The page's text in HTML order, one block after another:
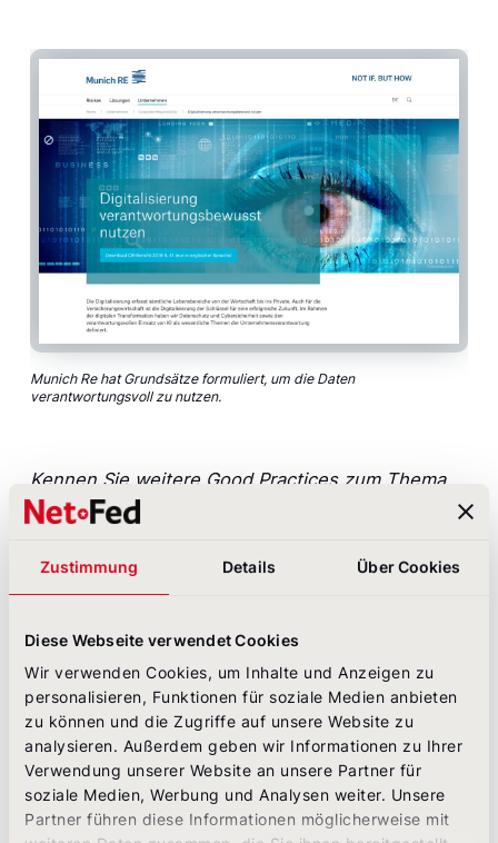
Zustimmung Details Über Cookies
Diese Webseite verwendet Cookies
Wir verwenden Cookies, um Inhalte und Anzeigen zu
personalisieren, Funktionen für soziale Medien anbieten
zu können und die Zugriffe auf unsere Website zu
analysieren. Außerdem geben wir Informationen zu Ihrer
Verwendung unserer Website an unsere Partner für
soziale Medien, Werbung und Analysen weiter. Unsere
Partner führen diese Informationen möglicherweise mit
Munich Re hat Grundsätze formuliert, um die Daten
verantwortungsvoll zu nutzen.
Kennen Sie weitere Good Practices zum Thema
digitale Ethik? Wir freuen uns auf Ihr
Feedback via
LinkedIn ! Sollten Sie Unterstützung für Ihre
benötigen, melden Sie sich jederzeit gern perE-
Mail, Kontaktformular oder telefonisch unter
Alle Artikel